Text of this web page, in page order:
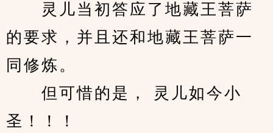
灵儿当初答应了地藏王菩萨
的要求，并且还和地藏王菩萨一
同修炼。
但可惜的是， 灵儿如今小
圣！！！